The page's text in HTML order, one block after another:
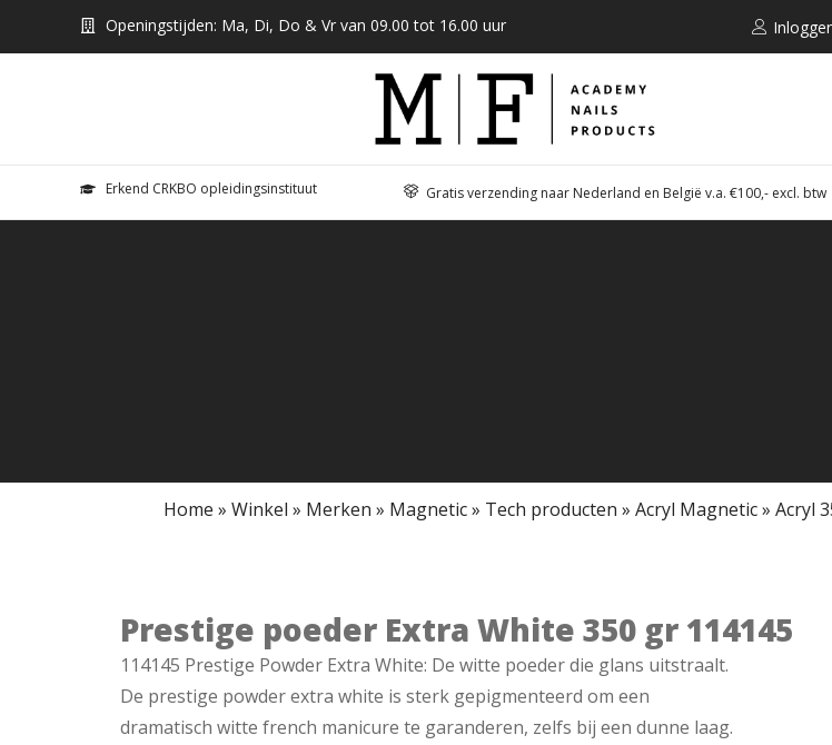
Openingstijden: Ma, Di, Do & Vr van 09.00 tot 16.00 uur
Erkend CRKBO opleidingsinstituut Gratis verzending naar Nederland en België v.a. €100,- excl. btw
Home » Winkel » Merken » Magnetic» Tech producten » Acryl Magnetic» Acryl
Prestige poeder Extra White 350 gr 114145
114145 Prestige Powder Extra White: De witte poeder die glans uitstraalt.
De prestige powder extra white is sterk gepigmenteerd om een
dramatisch witte french manicure te garanderen, zelfs bij een dunne laag.